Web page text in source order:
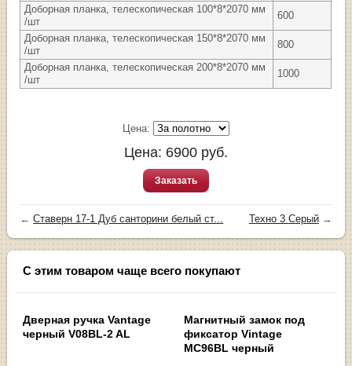
Доборная планка, телескопическая 100*8*2070 мм
/шт
600
Доборная планка, телескопическая 150*8*2070 мм
/шт
800
Доборная планка, телескопическая 200*8*2070 мм
/шт
1000
Цена:
Цена: 6900 руб.
Заказать
←Ставерн 17-1 Дуб санторини белый ст... Техно 3 Серый→
С этим товаром чаще всего покупают
Дверная ручка Vantage
черный V08BL-2 AL
Магнитный замок под
фиксатор Vintage
MC96BL черный